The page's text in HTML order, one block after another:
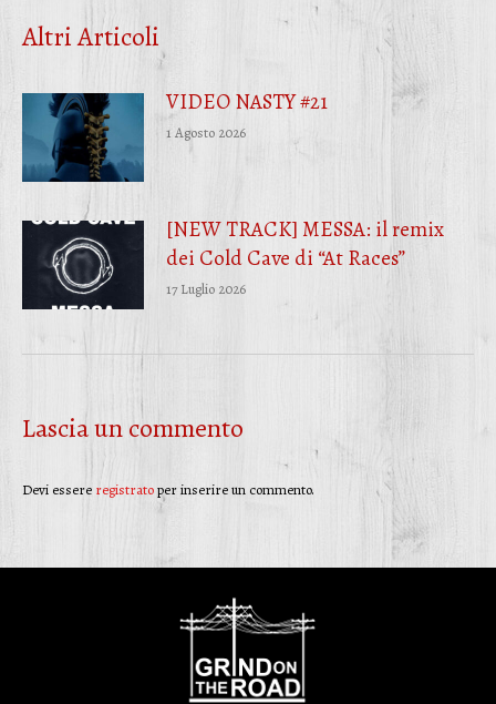
WhatsApp
Altri Articoli
VIDEO NASTY #21
1 Agosto 2026
[NEW TRACK] MESSA: il remix
dei Cold Cave di “At Races”
17 Luglio 2026
Lascia un commento
Devi essere registratoper inserire un commento.